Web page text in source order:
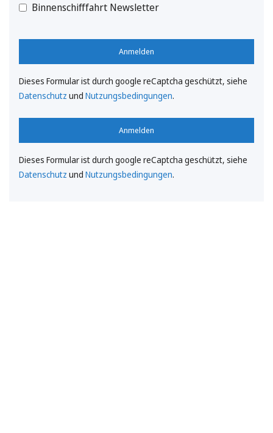
Binnenschifffahrt Newsletter
Anmelden
Dieses Formular ist durch google reCaptcha geschützt, siehe
Datenschutz und Nutzungsbedingungen.
Anmelden
Dieses Formular ist durch google reCaptcha geschützt, siehe
Datenschutz und Nutzungsbedingungen.